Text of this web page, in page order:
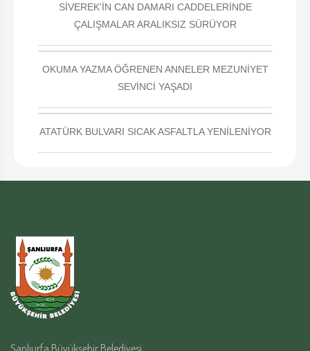
SİVEREK'İN CAN DAMARI CADDELERİNDE
ÇALIŞMALAR ARALIKSIZ SÜRÜYOR
OKUMA YAZMA ÖĞRENEN ANNELER MEZUNİYET
SEVİNCİ YAŞADI
ATATÜRK BULVARI SICAK ASFALTLA YENİLENİYOR
Şanlıurfa Büyükşehir Belediyesi